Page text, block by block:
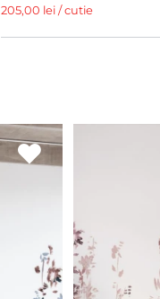
205,00 lei / cutie